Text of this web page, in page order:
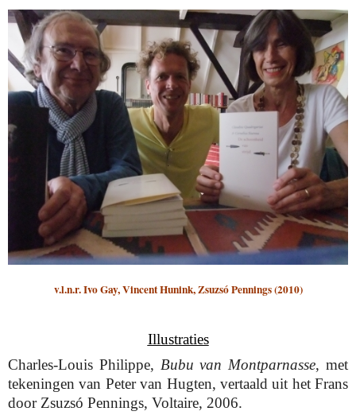
v.l.n.r. Ivo Gay, Vincent Hunink, Zsuzsó Pennings (2010)
Illustraties
Charles-Louis Philippe, Bubu van Montparnasse, met
tekeningen van Peter van Hugten, vertaald uit het Frans
door Zsuzsó Pennings, Voltaire, 2006.